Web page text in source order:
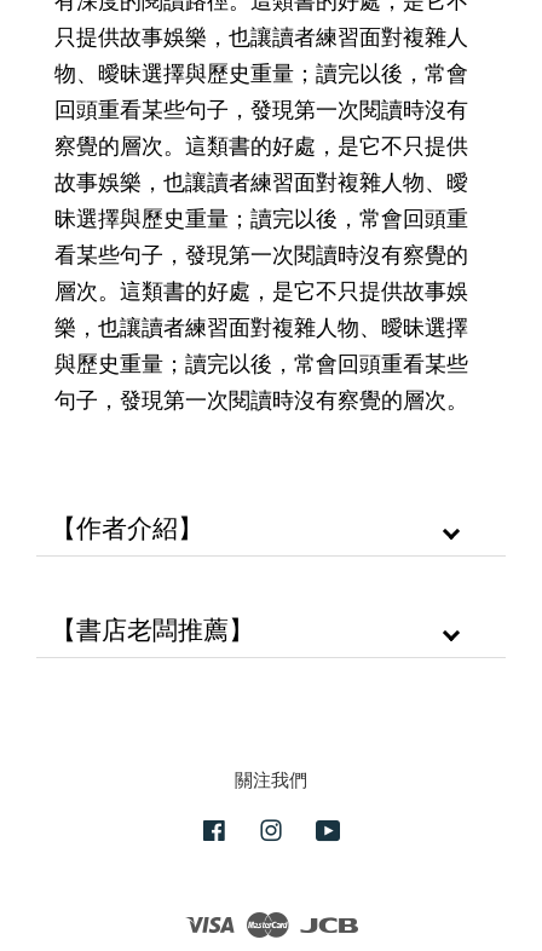
只提供故事娛樂，也讓讀者練習面對複雜人
物、曖昧選擇與歷史重量；讀完以後，常會
回頭重看某些句子，發現第一次閱讀時沒有
察覺的層次。這類書的好處，是它不只提供
故事娛樂，也讓讀者練習面對複雜人物、曖
昧選擇與歷史重量；讀完以後，常會回頭重
看某些句子，發現第一次閱讀時沒有察覺的
層次。這類書的好處，是它不只提供故事娛
樂，也讓讀者練習面對複雜人物、曖昧選擇
與歷史重量；讀完以後，常會回頭重看某些
句子，發現第一次閱讀時沒有察覺的層次。
【作者介紹】
【書店老闆推薦】
關注我們
FacebookInstagram
Visa Master